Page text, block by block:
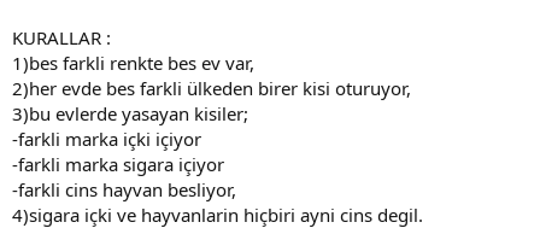
KURALLAR :
1)bes farkli renkte bes ev var,
2)her evde bes farkli ülkeden birer kisi oturuyor,
3)bu evlerde yasayan kisiler;
-farkli marka içki içiyor
-farkli marka sigara içiyor
-farkli cins hayvan besliyor,
4)sigara içki ve hayvanlarin hiçbiri ayni cins degil.